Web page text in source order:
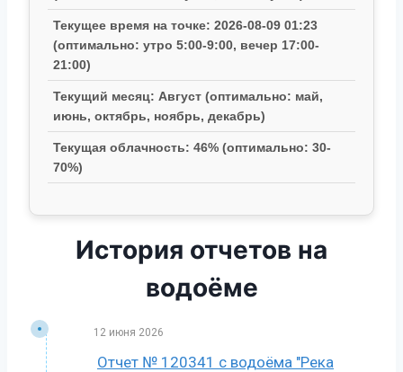
Текущее время на точке: 2026-08-09 01:23
(оптимально: утро 5:00-9:00, вечер 17:00-
21:00)
Текущий месяц: Август (оптимально: май,
июнь, октябрь, ноябрь, декабрь)
Текущая облачность: 46% (оптимально: 30-
70%)
История отчетов на
водоёме
12 июня 2026
Отчет № 120341 с водоёма "Река